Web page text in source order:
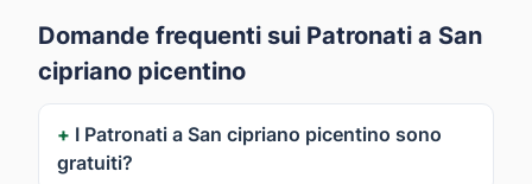
Domande frequenti sui Patronati a San
cipriano picentino
I Patronati a San cipriano picentino sono
gratuiti?